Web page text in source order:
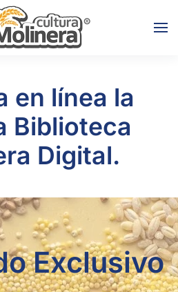
en línea la
Biblioteca
Digital.
Exclusivo